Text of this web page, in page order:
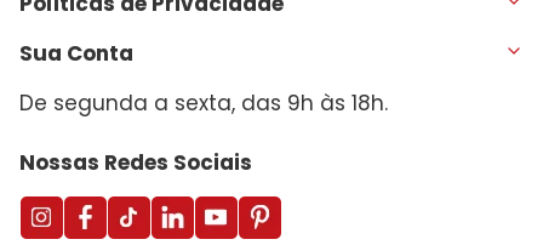
Sua Conta
De segunda a sexta, das 9h às 18h.
Nossas Redes Sociais